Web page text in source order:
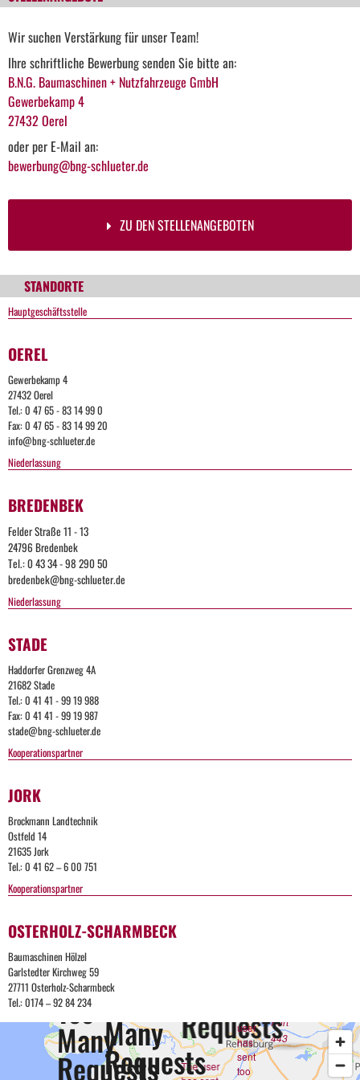
Wir suchen Verstärkung für unser Team!
Ihre schriftliche Bewerbung senden Sie bitte an:
B.N.G. Baumaschinen + Nutzfahrzeuge GmbH
Gewerbekamp 4
27432 Oerel
oder per E-Mail an:
bewerbung@bng-schlueter.de
ZU DEN STELLENANGEBOTEN
STANDORTE
Hauptgeschäftsstelle
OEREL
Gewerbekamp 4
27432 Oerel
Tel.: 0 47 65 - 83 14 99 0
Fax: 0 47 65 - 83 14 99 20
info@bng-schlueter.de
Niederlassung
BREDENBEK
Felder Straße 11 - 13
24796 Bredenbek
Tel.: 0 43 34 - 98 290 50
bredenbek@bng-schlueter.de
Niederlassung
STADE
Haddorfer Grenzweg 4A
21682 Stade
Tel.: 0 41 41 - 99 19 988
Fax: 0 41 41 - 99 19 987
stade@bng-schlueter.de
Kooperationspartner
JORK
Brockmann Landtechnik
Ostfeld 14
21635 Jork
Tel.: 0 41 62 – 6 00 751
Kooperationspartner
OSTERHOLZ-SCHARMBECK
Baumaschinen Hölzel
Garlstedter Kirchweg 59
27711 Osterholz-Scharmbeck
Tel.: 0174 – 92 84 234
of time.
Port
443
Requests
The user
user
has
sent
too
Too
Many
Requests
Too
Many
Requests